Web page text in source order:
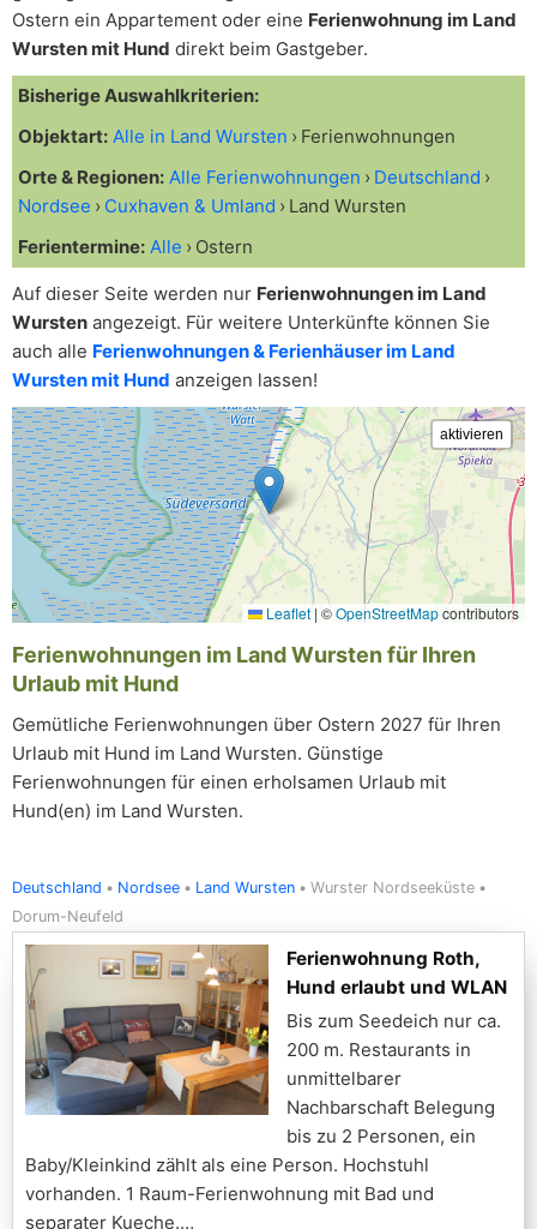
Ostern ein Appartement oder eine Ferienwohnung im Land
Wursten mit Hund direkt beim Gastgeber.
Bisherige Auswahlkriterien:
Objektart: Alle in Land Wursten
Ferienwohnungen
Orte & Regionen: Alle Ferienwohnungen
Deutschland
Nordsee
Cuxhaven & Umland
Land Wursten
Ferientermine: Alle Ostern
Auf dieser Seite werden nur Ferienwohnungen im Land
Wursten angezeigt. Für weitere Unterkünfte können Sie
auch alle Ferienwohnungen & Ferienhäuser im Land
Wursten mit Hund anzeigen lassen!
Leaflet | ©OpenStreetMapcontributors
Ferienwohnungen im Land Wursten für Ihren
Urlaub mit Hund
Gemütliche Ferienwohnungen über Ostern 2027 für Ihren
Urlaub mit Hund im Land Wursten. Günstige
Ferienwohnungen für einen erholsamen Urlaub mit
Hund(en) im Land Wursten.
Deutschland Nordsee Land Wursten
Wurster Nordseeküste
Dorum-Neufeld
Ferienwohnung Roth,
Hund erlaubt und WLAN
Bis zum Seedeich nur ca.
200 m. Restaurants in
unmittelbarer
Nachbarschaft Belegung
bis zu 2 Personen, ein
Baby/Kleinkind zählt als eine Person. Hochstuhl
vorhanden. 1 Raum-Ferienwohnung mit Bad und
separater Kueche.